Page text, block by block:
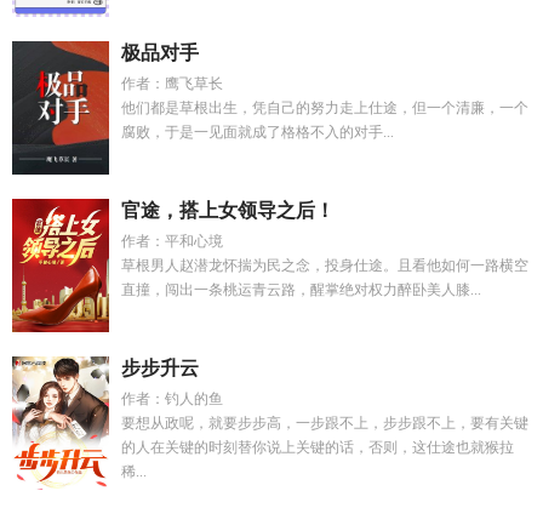
极品对手
作者：鹰飞草长
他们都是草根出生，凭自己的努力走上仕途，但一个清廉，一个
腐败，于是一见面就成了格格不入的对手...
官途，搭上女领导之后！
作者：平和心境
草根男人赵潜龙怀揣为民之念，投身仕途。且看他如何一路横空
直撞，闯出一条桃运青云路，醒掌绝对权力醉卧美人膝...
步步升云
作者：钓人的鱼
要想从政呢，就要步步高，一步跟不上，步步跟不上，要有关键
的人在关键的时刻替你说上关键的话，否则，这仕途也就猴拉
稀...